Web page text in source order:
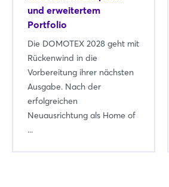
und erweitertem
Portfolio
Die DOMOTEX 2028 geht mit
Rückenwind in die
Vorbereitung ihrer nächsten
Ausgabe. Nach der
erfolgreichen
Neuausrichtung als Home of
...